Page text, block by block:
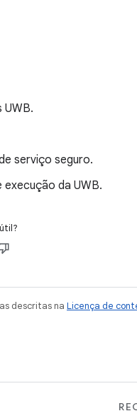
UWB.
serviço seguro.
da UWB.
descritas na Licença de